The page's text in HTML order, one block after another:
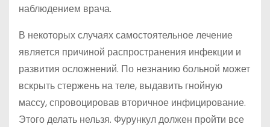
наблюдением врача.
В некоторых случаях самостоятельное лечение
является причиной распространения инфекции и
развития осложнений. По незнанию больной может
вскрыть стержень на теле, выдавить гнойную
массу, спровоцировав вторичное инфицирование.
Этого делать нельзя. Фурункул должен пройти все